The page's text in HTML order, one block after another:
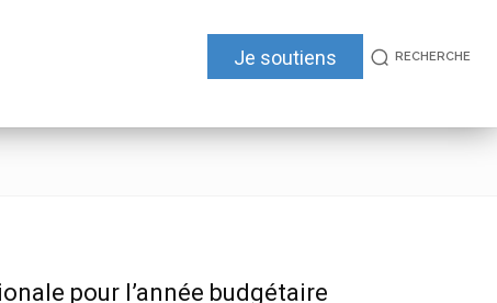
Je soutiens RECHERCHE
pour l’année budgétaire